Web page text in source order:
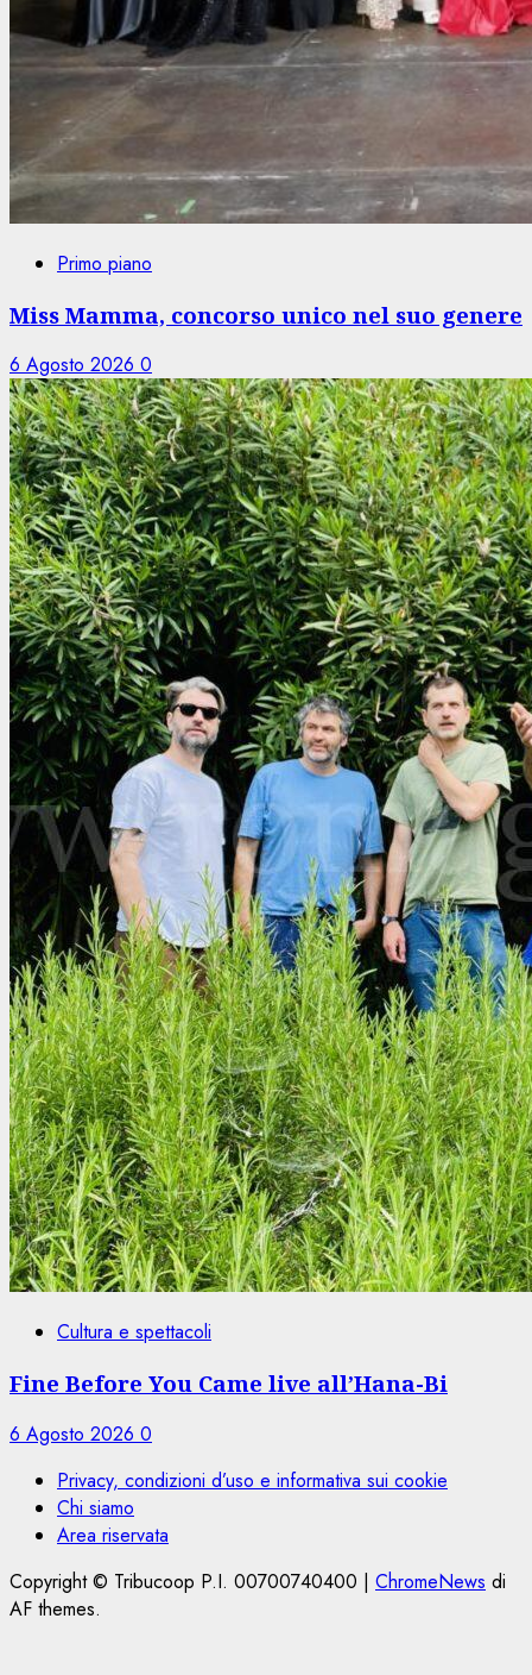
Primo piano
Miss Mamma, concorso unico nel suo genere
6 Agosto 2026 0
Cultura e spettacoli
Fine Before You Came live all’Hana-Bi
6 Agosto 2026 0
Privacy, condizioni d’uso e informativa sui cookie
Chi siamo
Area riservata
Copyright © Tribucoop P.I. 00700740400 | ChromeNews di
AF themes.